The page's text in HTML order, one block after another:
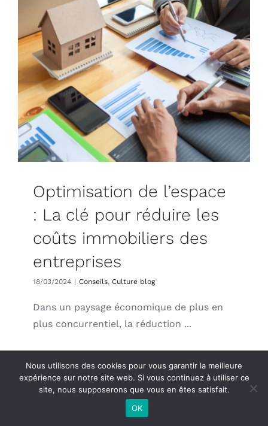
Optimisation de l’espace
: La clé pour réduire les
coûts immobiliers des
entreprises
18/03/2024 | Conseils, Culture blog
Dans un paysage économique de plus en
plus concurrentiel, la réduction ...
Nous utilisons des cookies pour vous garantir la meilleure
expérience sur notre site web. Si vous continuez à utiliser ce
site, nous supposerons que vous en êtes satisfait.
OK